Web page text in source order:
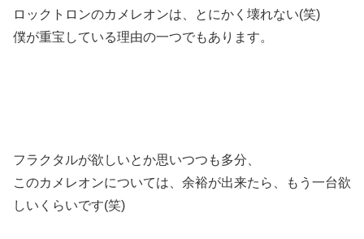
ロックトロンのカメレオンは、とにかく壊れない(笑)
僕が重宝している理由の一つでもあります。
フラクタルが欲しいとか思いつつも多分、
このカメレオンについては、余裕が出来たら、もう一台欲
しいくらいです(笑)